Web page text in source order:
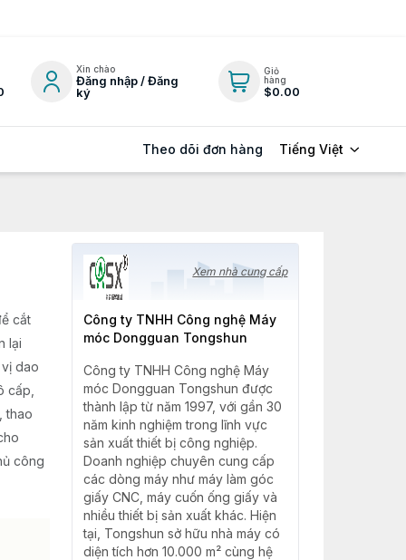
Xin chào
Đăng nhập / Đăng
ký
Giỏ
hàng
$0.00
Theo dõi đơn hàng Tiếng Việt
cắt
lại
dao
cấp,
thao
công
Xem nhà cung cấp
Công ty TNHH Công nghệ Máy
móc Dongguan Tongshun
Công ty TNHH Công nghệ Máy
móc Dongguan Tongshun được
thành lập từ năm 1997, với gần 30
năm kinh nghiệm trong lĩnh vực
sản xuất thiết bị công nghiệp.
Doanh nghiệp chuyên cung cấp
các dòng máy như máy làm góc
giấy CNC, máy cuốn ống giấy và
nhiều thiết bị sản xuất khác. Hiện
tại, Tongshun sở hữu nhà máy có
diện tích hơn 10.000 m² cùng hệ